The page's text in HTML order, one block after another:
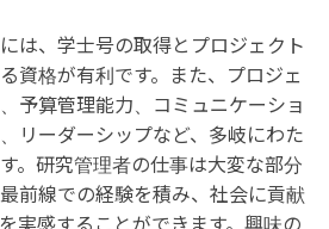
は、学士号の取得とプロジェクト
資格が有利です。また、プロジェ
予算管理能力、コミュニケーショ
リーダーシップなど、多岐にわた
。研究管理者の仕事は大変な部分
前線での経験を積み、社会に貢献